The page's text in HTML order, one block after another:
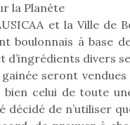
la Planète
et la Ville de
boulonnais à base
divers
seront vendues
celui de toute
de n’utiliser
Kidywolf, une gamme de
jeux non connectés qui
fait grandir !
Depuis 2019 la marque
crée des jeux pour les
enfants de 4 à 10 ans avec
comme objectif…